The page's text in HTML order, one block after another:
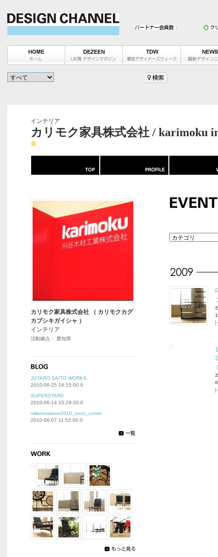
インテリア
カリモク家具株式会社 / karimoku
[
[
カリモク家具株式会社 （ カリモクカグ
カブシキガイシャ ）
インテリア
活動拠点： 愛知県
JOTARO SAITO WORKS
2010-06-25 16:15:00.0
SUPERSTARS
2010-06-14 15:29:20.0
milanosalone2010_sozo_comm
2010-06-07 11:52:00.0